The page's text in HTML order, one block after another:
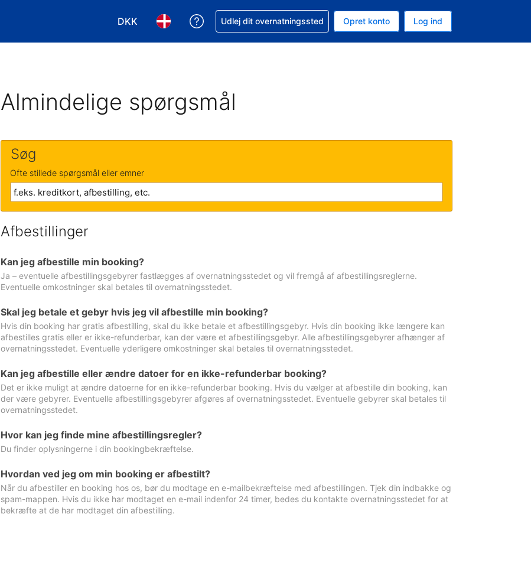
DKK
Vælg valuta. Din nuværende valuta er Danske kroner
Vælg sprog. Dit nuværende sprog er Dansk
Få hjælp til en booking
Udlej dit overnatningssted Opret konto Log ind
Almindelige spørgsmål
Søg
Ofte stillede spørgsmål eller emner
Afbestillinger
Kan jeg afbestille min booking?
Ja – eventuelle afbestillingsgebyrer fastlægges af overnatningsstedet og vil fremgå af afbestillingsreglerne.
Eventuelle omkostninger skal betales til overnatningsstedet.
Skal jeg betale et gebyr hvis jeg vil afbestille min booking?
Hvis din booking har gratis afbestilling, skal du ikke betale et afbestillingsgebyr. Hvis din booking ikke længere kan
afbestilles gratis eller er ikke-refunderbar, kan der være et afbestillingsgebyr. Alle afbestillingsgebyrer afhænger af
overnatningsstedet. Eventuelle yderligere omkostninger skal betales til overnatningsstedet.
Kan jeg afbestille eller ændre datoer for en ikke-refunderbar booking?
Det er ikke muligt at ændre datoerne for en ikke-refunderbar booking. Hvis du vælger at afbestille din booking, kan
der være gebyrer. Eventuelle afbestillingsgebyrer afgøres af overnatningsstedet. Eventuelle gebyrer skal betales til
overnatningsstedet.
Hvor kan jeg finde mine afbestillingsregler?
Du finder oplysningerne i din bookingbekræftelse.
Hvordan ved jeg om min booking er afbestilt?
Når du afbestiller en booking hos os, bør du modtage en e-mailbekræftelse med afbestillingen. Tjek din indbakke og
spam-mappen. Hvis du ikke har modtaget en e-mail indenfor 24 timer, bedes du kontakte overnatningsstedet for at
bekræfte at de har modtaget din afbestilling.